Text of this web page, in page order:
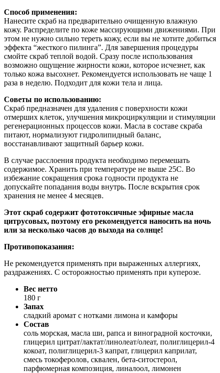
Способ применения:
Нанесите скраб на предварительно очищенную влажную
кожу. Распределите по коже массирующими движениями. При
этом не нужно сильно тереть кожу, если вы не хотите добиться
эффекта “жесткого пилинга”. Для завершения процедуры
смойте скраб теплой водой. Сразу после использования
возможно ощущение жирности кожи, которое исчезнет, как
только кожа высохнет. Рекомендуется использовать не чаще 1
раза в неделю. Подходит для кожи тела и лица.
Советы по использованию:
Скраб предназначен для удаления с поверхности кожи
отмерших клеток, улучшения микроциркуляции и стимуляции
регенерационных процессов кожи. Масла в составе скраба
питают, нормализуют гидролипидный баланс,
восстанавливают защитный барьер кожи.
В случае расслоения продукта необходимо перемешать
содержимое. Хранить при температуре не выше 25С. Во
избежание сокращения срока годности продукта не
допускайте попадания воды внутрь. После вскрытия срок
хранения не менее 4 месяцев.
Этот скраб содержит фототоксичные эфирные масла
цитрусовых, поэтому его рекомендуется наносить на ночь
или за несколько часов до выхода на солнце!
Противопоказания:
Не рекомендуется применять при выраженных аллергиях,
раздражениях. С осторожностью применять при куперозе.
Вес нетто
180 г
Запах
сладкий аромат с нотками лимона и камфоры
Состав
соль морская, масла ши, рапса и виноградной косточки,
глицерил цитрат/лактат/линолеат/олеат, полиглицерил-4
кокоат, полиглицерил-3 капрат, глицерил каприлат,
смесь токоферолов, сквален, бета-ситостерол,
парфюмерная композиция, линалоол, лимонен